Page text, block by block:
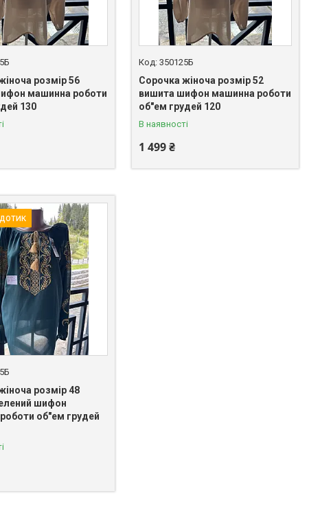
розмір 56
машинна роботи
130
350125Б
Сорочка жіноча розмір 52
вишита шифон машинна роботи
об"ем грудей 120
В наявності
1 499 ₴
розмір 48
шифон
об"ем грудей